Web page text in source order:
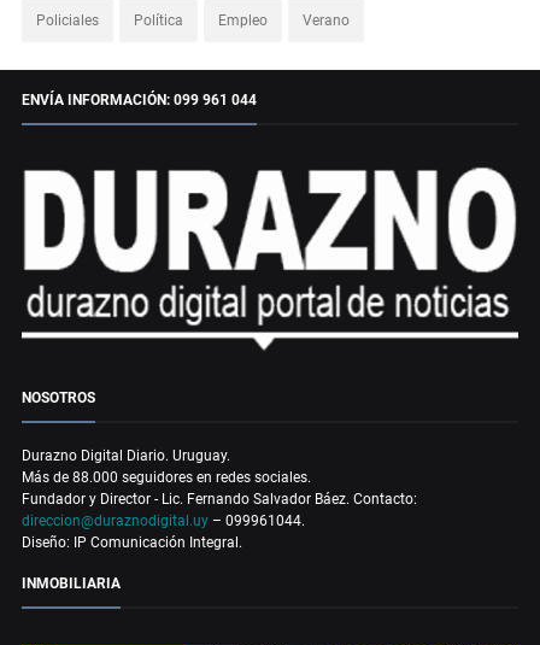
Policiales Política Empleo Verano
ENVÍA INFORMACIÓN: 099 961 044
NOSOTROS
Durazno Digital Diario. Uruguay.
Más de 88.000 seguidores en redes sociales.
Fundador y Director - Lic. Fernando Salvador Báez. Contacto:
direccion@duraznodigital.uy – 099961044.
Diseño: IP Comunicación Integral.
INMOBILIARIA